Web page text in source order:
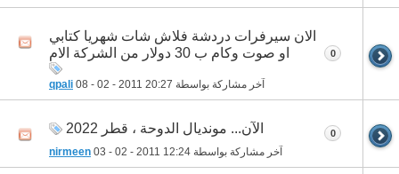
الان سيرفرات دردشة فلاش شات شهريا كتابي
او صوت وكام ب 30 دولار من الشركة الام
آخر مشاركة بواسطة qpali 08 - 02 - 2011 20:27
0
الآن... مونديال الدوحة ، قطر 2022
آخر مشاركة بواسطة nirmeen 03 - 02 - 2011 12:24
0